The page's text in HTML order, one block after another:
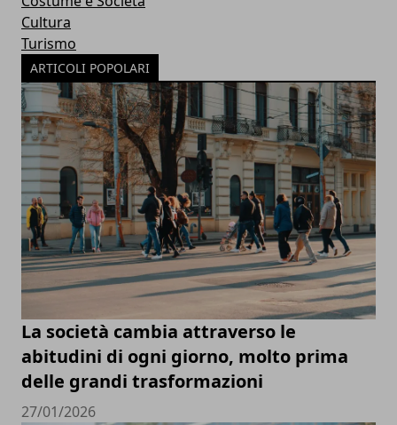
Cultura
Turismo
ARTICOLI POPOLARI
La società cambia attraverso le
abitudini di ogni giorno, molto prima
delle grandi trasformazioni
27/01/2026